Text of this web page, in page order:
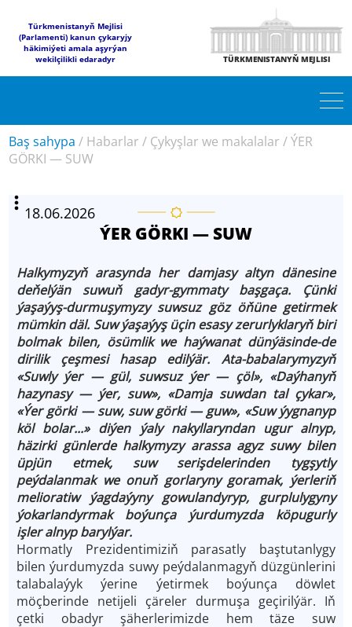
Türkmenistanyň Mejlisi
(Parlamenti) kanun çykaryjy
häkimiýeti amala aşyrýan
wekilçilikli edaradyr
TÜRKMENISTANYŇ MEJLISI
Baş sahypa / Habarlar / Çykyşlar we makalalar /ÝER
GÖRKI — SUW
18.06.2026
ÝER GÖRKI — SUW
Halkymyzyň arasynda her damjasy altyn dänesine
deňelýän suwuň gadyr-gymmaty başgaça. Çünki
ýaşaýyş-durmuşymyzy suwsuz göz öňüne getirmek
mümkin däl. Suw ýaşaýyş üçin esasy zerurlyklaryň biri
bolmak bilen, ösümlik we haýwanat dünýäsinde-de
dirilik çeşmesi hasap edilýär. Ata-babalarymyzyň
«Suwly ýer — gül, suwsuz ýer — çöl», «Daýhanyň
hazynasy — ýer, suw», «Damja suwdan tal çykar»,
«Ýer görki — suw, suw görki — guw», «Suw ýygnanyp
köl bolar...» diýen ýaly nakyllaryndan ugur alnyp,
häzirki günlerde halkymyzy arassa agyz suwy bilen
üpjün etmek, suw serişdelerinden tygşytly
peýdalanmak we onuň gorlaryny goramak, ýerleriň
melioratiw ýagdaýyny gowulandyryp, gurplulygyny
ýokarlandyrmak boýunça ýurdumyzda köpugurly
işler alnyp barylýar.
Hormatly Prezidentimiziň parasatly baştutanlygy
bilen ýurdumyzda suwy peýdalanmagyň düzgünlerini
talabalaýyk ýerine ýetirmek boýunça döwlet
möçberinde netijeli çäreler durmuşa geçirilýär. Iň
çetki obadyr şäherlerimizde hem täze suw